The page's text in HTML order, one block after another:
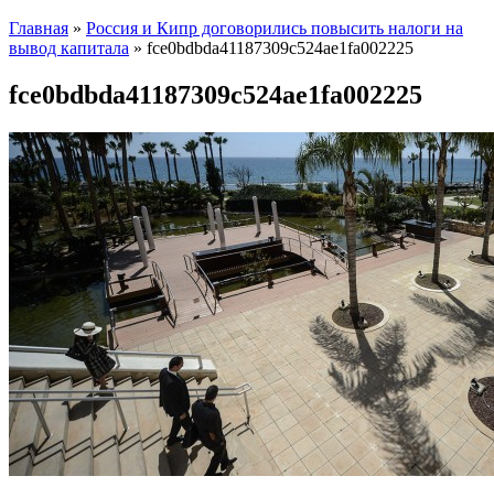
Главная » Россия и Кипр договорились повысить налоги на
вывод капитала » fce0bdbda41187309c524ae1fa002225
fce0bdbda41187309c524ae1fa002225